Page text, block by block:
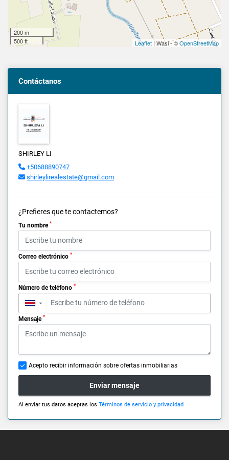
200 m
500 ft
Leaflet | Wasi - ©OpenStreetMap
Contáctanos
SHIRLEY LI
+50688890747
shirleylirealestate@gmail.com
¿Prefieres que te contactemos?
Tu nombre *
Correo electrónico *
Número de teléfono *
▼
Mensaje *
Acepto recibir información sobre ofertas inmobiliarias
Enviar mensaje
Al enviar tus datos aceptas los Términos de servicio y privacidad